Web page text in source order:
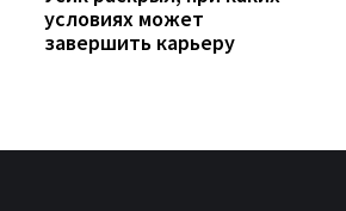
условиях может
завершить карьеру